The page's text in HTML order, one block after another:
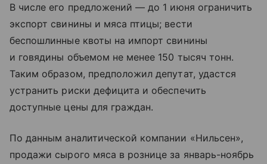
В числе его предложений — до 1 июня ограничить
экспорт свинины и мяса птицы; вести
беспошлинные квоты на импорт свинины
и говядины объемом не менее 150 тысяч тонн.
Таким образом, предположил депутат, удастся
устранить риски дефицита и обеспечить
доступные цены для граждан.
По данным аналитической компании «Нильсен»,
продажи сырого мяса в рознице за январь-ноябрь